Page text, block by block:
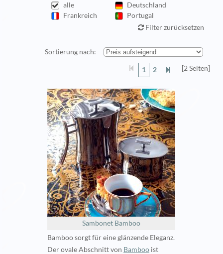
alle
Deutschland
Frankreich
Portugal
Filter zurücksetzen
Sortierung nach:
1 2 [2 Seiten]
Sambonet Bamboo
Bamboo sorgt für eine glänzende Eleganz.
Der ovale Abschnitt von Bamboo ist